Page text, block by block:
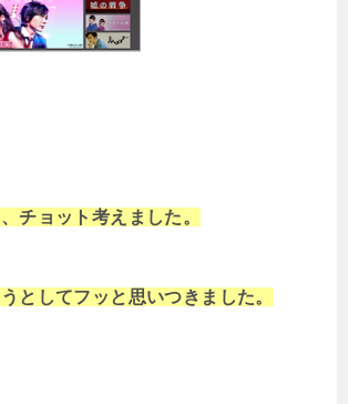
チョット考えました。
としてフッと思いつきました。